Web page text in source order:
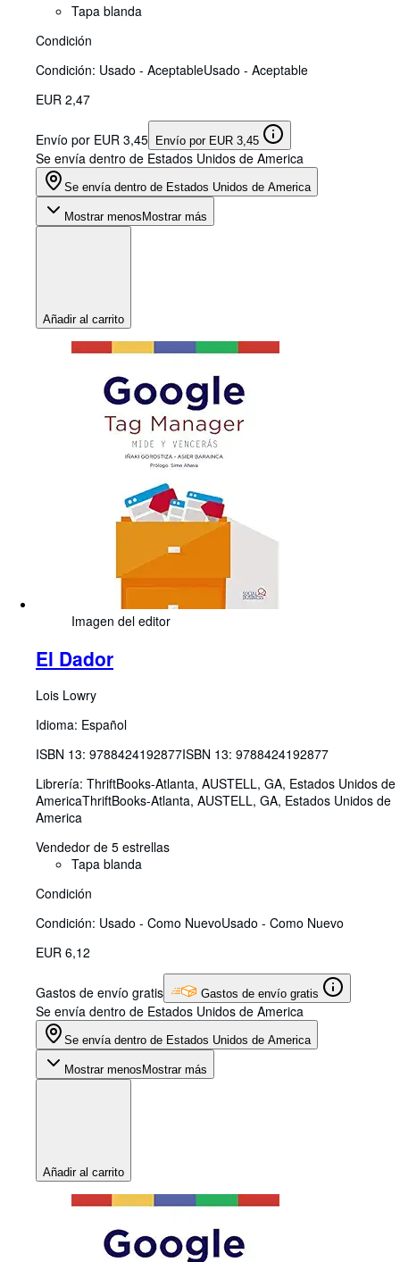
Tapa blanda
Condición
Condición: Usado - AceptableUsado - Aceptable
EUR 2,47
Envío por EUR 3,45 Envío por EUR 3,45
Se envía dentro de Estados Unidos de America
Se envía dentro de Estados Unidos de America
Mostrar menos Mostrar más
Añadir al carrito
Imagen del editor
El Dador
Lois Lowry
Idioma: Español
ISBN 13: 9788424192877ISBN 13: 9788424192877
Librería: ThriftBooks-Atlanta, AUSTELL, GA, Estados Unidos de
AmericaThriftBooks-Atlanta, AUSTELL, GA, Estados Unidos de
America
Vendedor de 5 estrellas
Tapa blanda
Condición
Condición: Usado - Como NuevoUsado - Como Nuevo
EUR 6,12
Gastos de envío gratis Gastos de envío gratis
Se envía dentro de Estados Unidos de America
Se envía dentro de Estados Unidos de America
Mostrar menos Mostrar más
Añadir al carrito